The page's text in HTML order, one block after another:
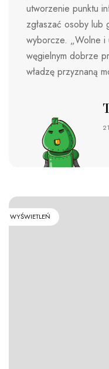
utworzenie punktu
zgłaszać osoby lub
wyborcze. „Wolne i
węgielnym dobrze
władzę przyznaną
WYŚWIETLEŃ